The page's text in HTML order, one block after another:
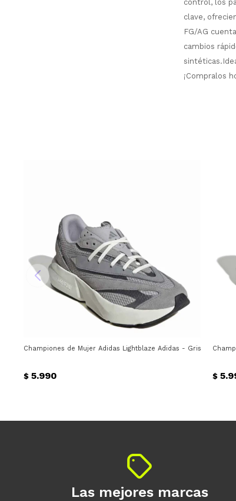
control, los
clave,
FG/AG
cambios
¡Compralos
Championes de Mujer Adidas Lightblaze Adidas - Gris
$ 5.990 $
Las mejores marcas